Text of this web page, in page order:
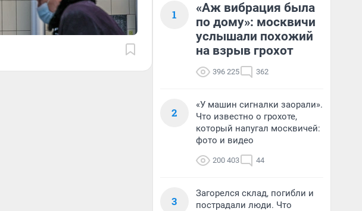
1
«Аж вибрация была
по дому»: москвичи
услышали похожий
на взрыв грохот
396 225 362
2
«У машин сигналки заорали».
Что известно о грохоте,
который напугал москвичей:
фото и видео
200 403 44
3
Загорелся склад, погибли и
пострадали люди. Что